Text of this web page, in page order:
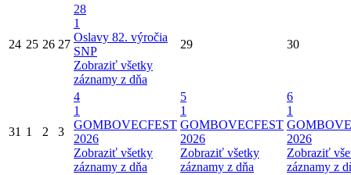
24 25 26 27
28
1
Oslavy 82. výročia
SNP
Zobraziť všetky
záznamy z dňa
29 30
31 1 2 3
4
1
GOMBOVECFEST
2026
Zobraziť všetky
záznamy z dňa
5
1
GOMBOVECFEST
2026
Zobraziť všetky
záznamy z dňa
6
1
2026
Zobraziť
záznamy z